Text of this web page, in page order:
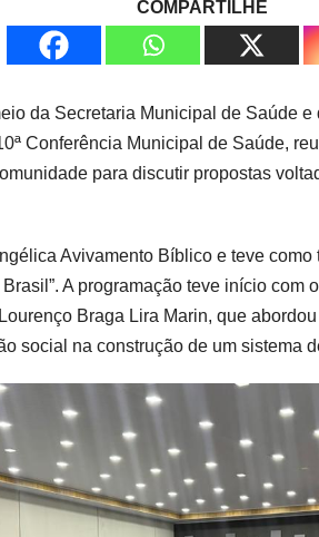
COMPARTILHE
da Secretaria Municipal de Saúde
Conferência Municipal de Saúde,
para discutir propostas
Avivamento Bíblico e teve
A programação teve início com
Braga Lira Marin, que
social na construção de um sistema